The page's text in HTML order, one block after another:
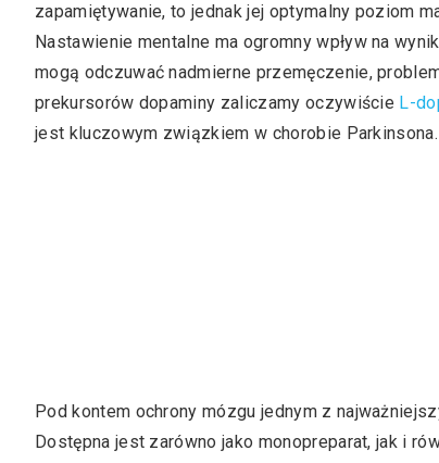
zapamiętywanie, to jednak jej optymalny poziom
Nastawienie mentalne ma ogromny wpływ na
mogą odczuwać nadmierne przemęczenie,
prekursorów dopaminy zaliczamy oczywiście L-
jest kluczowym związkiem w chorobie Parkinsona.
Pod kontem ochrony mózgu jednym z
Dostępna jest zarówno jako monopreparat, jak i